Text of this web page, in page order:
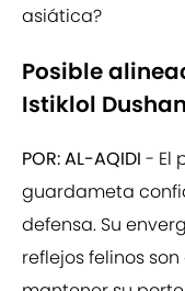
asiática?
Posible
Istiklol
POR: AL-AQIDI - El
guardameta
defensa. Su
reflejos felinos